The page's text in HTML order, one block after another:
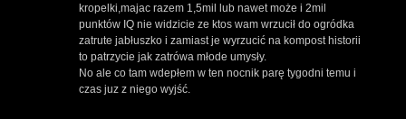
kropelki,majac razem 1,5mil lub nawet może i 2mil
punktów IQ nie widzicie ze ktos wam wrzucił do ogródka
zatrute jabłuszko i zamiast je wyrzucić na kompost historii
to patrzycie jak zatrówa młode umysły.
No ale co tam wdepłem w ten nocnik parę tygodni temu i
czas juz z niego wyjść.